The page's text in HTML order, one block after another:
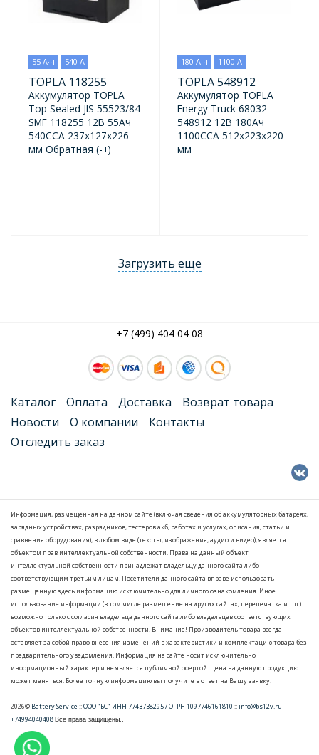
55 А·ч 540 А
TOPLA 118255
Аккумулятор TOPLA
Top Sealed JIS 55523/84
SMF 118255 12В 55Ач
540CCA 237x127x226
мм Обратная (-+)
180 А·ч 1100 А
TOPLA 548912
Аккумулятор TOPLA
Energy Truck 68032
548912 12В 180Ач
1100CCA 512x223x220
мм
Загрузить еще
+7 (499) 404 04 08
Каталог Оплата Доставка
Возврат товара
Новости
О компании
Контакты
Отследить заказ
Информация, размещенная на данном сайте (включая сведения об аккумуляторных батареях,
зарядных устройствах, разрядников, тестеров акб, работах и услугах, описания, статьи и
сравнения оборудования), в любом виде (тексты, изображения, аудио и видео), является
объектом прав интеллектуальной собственности. Права на данный объект
интеллектуальной собственности принадлежат владельцу данного сайта либо
соответствующим третьим лицам. Посетители данного сайта вправе использовать
размещенную здесь информацию исключительно для личного ознакомления. Иное
использование информации (в том числе размещение на других сайтах, перепечатка и т.п.)
возможно только с согласия владельца данного сайта либо владельцев соответствующих
объектов интеллектуальной собственности. Внимание! Производитель товара всегда
оставляет за собой право внесения изменений в характеристики и комплектацию товара без
предварительного уведомления. Информация на сайте носит исключительно
информационный характер и не является публичной офертой. Цена на данную продукцию
может меняться. Более точную информацию вы получите в ответ на Вашу заявку.
2026© Battery Service::ООО "БС" ИНН 7743738295 / ОГРН 1097746161810 ::info@bs12v.ru
+74994040408Все права защищены..